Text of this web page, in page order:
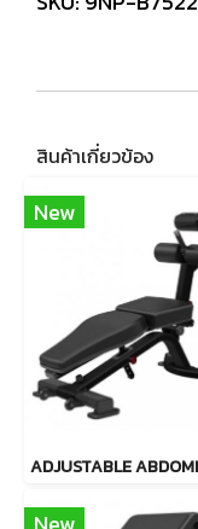
สินค้าเกี่ยวข้อง
New